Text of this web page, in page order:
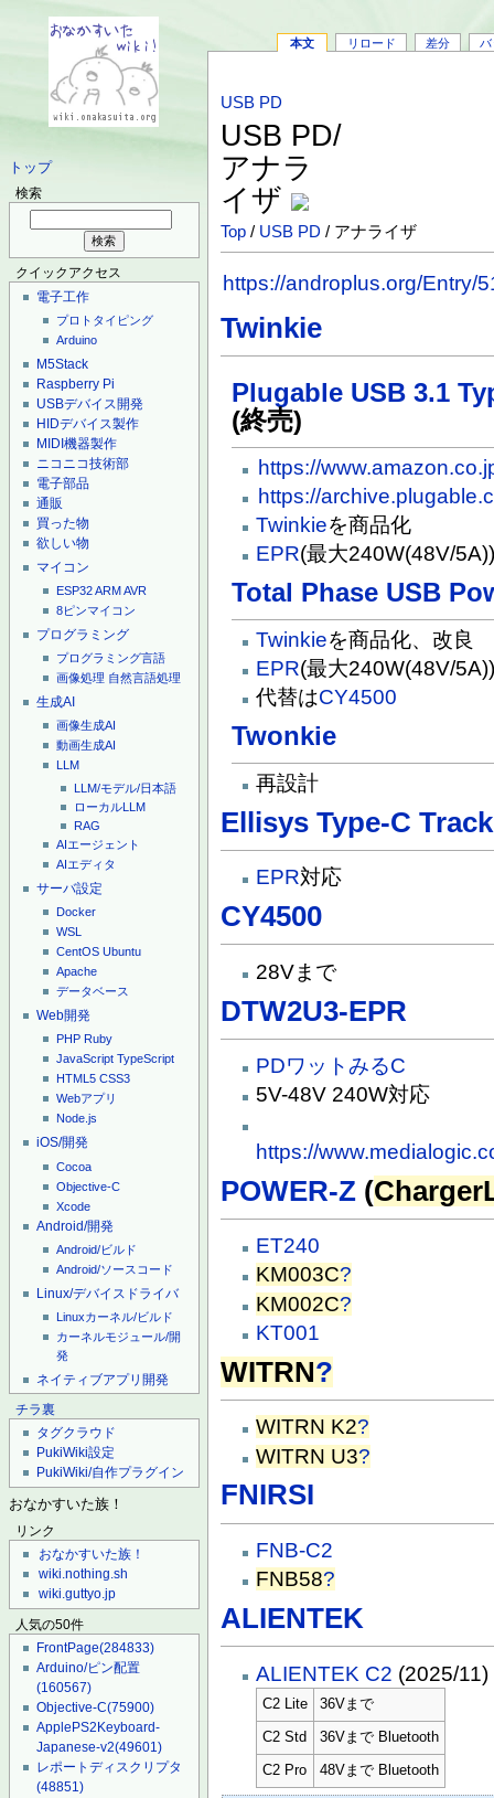
トップ
検索
クイックアクセス
電子工作
プロトタイピング
Arduino
M5Stack
Raspberry Pi
USBデバイス開発
HIDデバイス製作
MIDI機器製作
ニコニコ技術部
電子部品
通販
買った物
欲しい物
マイコン
ESP32ARMAVR
8ピンマイコン
プログラミング
プログラミング言語
画像処理 自然言語処理
生成AI
画像生成AI
動画生成AI
LLM
LLM/モデル/日本語
ローカルLLM
RAG
AIエージェント
AIエディタ
サーバ設定
Docker
WSL
CentOS Ubuntu
Apache
データベース
Web開発
PHP Ruby
JavaScript TypeScript
HTML5 CSS3
Webアプリ
Node.js
iOS/開発
Cocoa
Objective-C
Xcode
Android/開発
Android/ビルド
Android/ソースコード
Linux/デバイスドライバ
Linuxカーネル/ビルド
カーネルモジュール/開
発
ネイティブアプリ開発
チラ裏
タグクラウド
PukiWiki設定
PukiWiki/自作プラグイン
おなかすいた族！
リンク
おなかすいた族！
wiki.nothing.sh
wiki.guttyo.jp
人気の50件
FrontPage(284833)
Arduino/ピン配置
(160567)
Objective-C(75900)
ApplePS2Keyboard-
Japanese-v2(49601)
レポートディスクリプタ
(48851)
本文 リロード 差分 バ
USB PD
USB PD/
アナラ
イザ
Top / USB PD / アナライザ
https://androplus.org/Entry/
Twinkie
Plugable USB 3.1
(終売)
https://
https://
Twinkieを商品化
EPR(最大240W(48V/
Total Phase USB
Twinkieを商品化、改良
EPR(最大240W(48V/
代替はCY4500
Twonkie
再設計
Ellisys Type-C
EPR対応
CY4500
28Vまで
DTW2U3-EPR
PDワットみるC
5V-48V 240W対応
https://
POWER-Z (
ET240
KM003C?
KM002C?
KT001
WITRN?
WITRN K2?
WITRN U3?
FNIRSI
FNB-C2
FNB58?
ALIENTEK
ALIENTEK C2 (2025/11)
C2 Lite 36Vまで
C2 Std 36Vまで Bluetooth
C2 Pro 48Vまで Bluetooth